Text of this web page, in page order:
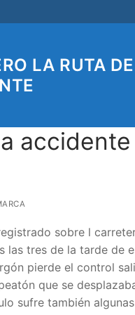
LA RUTA DE
sobre l
las tres de la tarde
pierde el control
que se
sufre también